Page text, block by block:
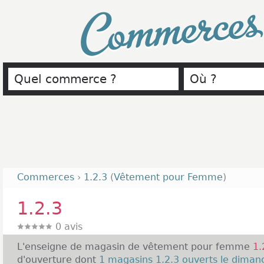
Commerces › 1.2.3 (Vêtement pour Femme)
1.2.3
0 avis
L'enseigne de magasin de vêtement pour femme
d'ouverture dont 1 magasins 1.2.3 ouverts le